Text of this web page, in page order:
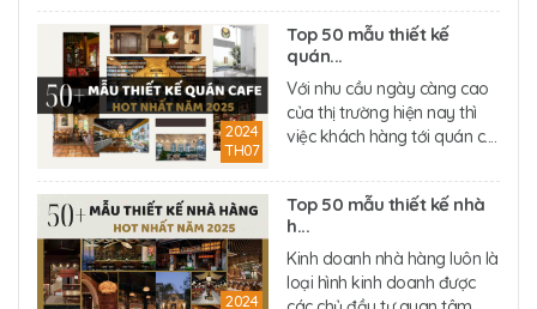
2024
TH07
Top 50 mẫu thiết kế
quán...
Với nhu cầu ngày càng cao
của thị trường hiện nay thì
việc khách hàng tới quán c....
2024
Top 50 mẫu thiết kế nhà
h...
Kinh doanh nhà hàng luôn là
loại hình kinh doanh được